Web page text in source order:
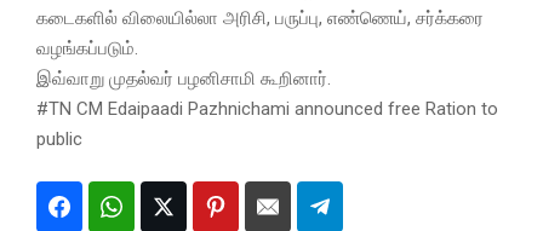
கடைகளில் விலையில்லா அரிசி, பருப்பு, எண்ணெய், சர்க்கரை
வழங்கப்படும்.
இவ்வாறு முதல்வர் பழனிசாமி கூறினார்.
#TN CM Edaipaadi Pazhnichami announced free Ration to
public